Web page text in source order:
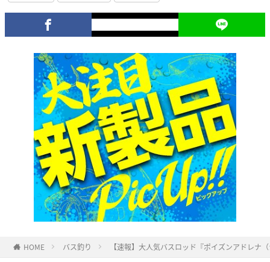
HOME バス釣り 【速報】大人気バスロッド『ポイズンアドレ